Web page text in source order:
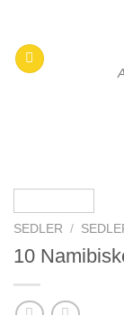
content
SEDLER /
10